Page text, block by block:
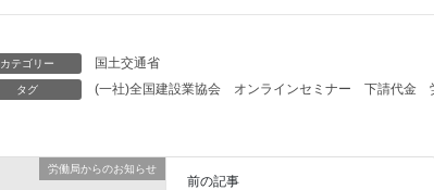
カテゴリー 国土交通省
タグ (一社)全国建設業協会 オンラインセミナー 下請代金
労働局からのお知らせ
前の記事